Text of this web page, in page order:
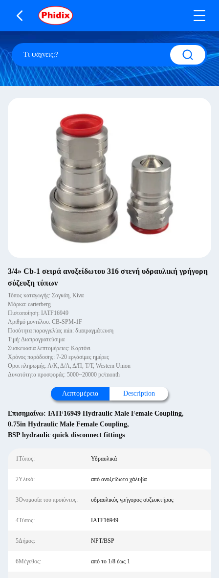
3/4» Cb-1 σειρά ανοξείδωτου 316 στενή υδραυλική γρήγορη
σύζευξη τύπων
Τόπος καταγωγής: Σαγκάη, Κίνα
Μάρκα: carterberg
Πιστοποίηση: IATF16949
Αριθμό μοντέλου: CB-SPM-1F
Ποσότητα παραγγελίας min: διαπραγμάτευση
Τιμή: Διαπραγματεύσιμα
Συσκευασία λεπτομέρειες: Καρτόνι
Χρόνος παράδοσης: 7-20 εργάσιμες ημέρες
Όροι πληρωμής: Λ/Κ, Δ/Α, Δ/Π, Τ/Τ, Western Union
Δυνατότητα προσφοράς: 5000~20000 pc/month
Λεπτομέρεια Description
Επισημαίνω: IATF16949 Hydraulic Male Female Coupling,
0.75in Hydraulic Male Female Coupling,
BSP hydraulic quick disconnect fittings
1Τύπος: Υδραυλικά
2Υλικό: από ανοξείδωτο χάλυβα
3Ονομασία του προϊόντος: υδραυλικός γρήγορος συζευκτήρας
4Τύπος: IATF16949
5Δήμος: NPT/BSP
6Μέγεθος: από το 1/8 έως 1